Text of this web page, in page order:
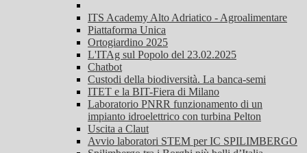
ITS Academy Alto Adriatico - Agroalimentare
Piattaforma Unica
Ortogiardino 2025
L'ITAg sul Popolo del 23.02.2025
Chatbot
Custodi della biodiversità. La banca-semi
ITET e la BIT-Fiera di Milano
Laboratorio PNRR funzionamento di un
impianto idroelettrico con turbina Pelton
Uscita a Claut
Avvio laboratori STEM per IC SPILIMBERGO